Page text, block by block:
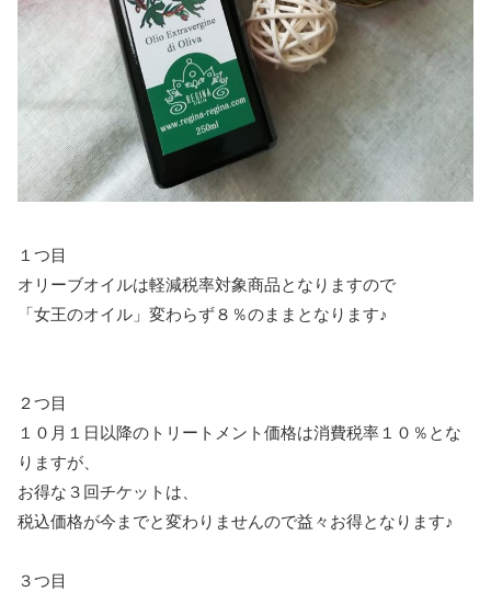
１つ目
オリーブオイルは軽減税率対象商品となりますので
「女王のオイル」変わらず８％のままとなります♪
２つ目
１０月１日以降のトリートメント価格は消費税率１０％とな
りますが、
お得な３回チケットは、
税込価格が今までと変わりませんので益々お得となります♪
３つ目